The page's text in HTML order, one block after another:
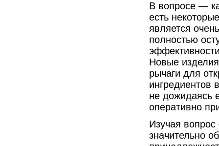
В вопросе —
есть
является
полностью
Новые
рычаги для
ингредиентов
не дожидаясь
оперативно
Изучая вопрос
значительно